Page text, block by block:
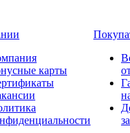
карты